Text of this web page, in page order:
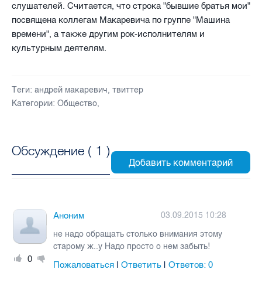
слушателей. Считается, что строка "бывшие братья мои"
посвящена коллегам Макаревича по группе "Машина
времени", а также другим рок-исполнителям и
культурным деятелям.
Теги: андрей макаревич, твиттер
Категории: Общество,
Обсуждение ( 1 )
0
Аноним
03.09.2015 10:28
не надо обращать столько внимания этому
старому ж..у Надо просто о нем забыть!
Пожаловаться |Ответить |Ответов:0